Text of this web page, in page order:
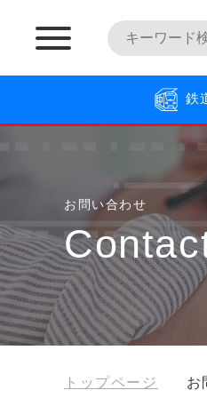
鉄
お問い合わせ
トップページ お